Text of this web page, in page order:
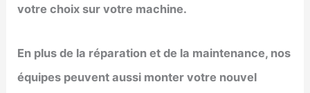
votre choix sur votre machine.
En plus de la réparation et de la maintenance, nos
équipes peuvent aussi monter votre nouvel